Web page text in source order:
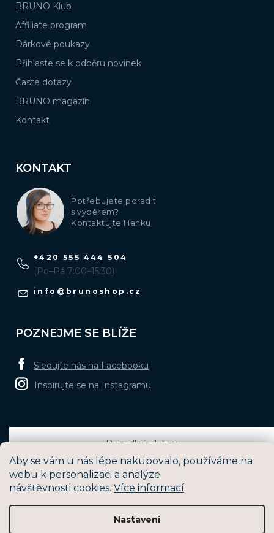
Aby se vám u nás lépe nakupovalo, používáme na
webu k personalizaci a analýze
návštěvnosti cookies. Více informací
Nastavení
BRUNO Klub
Affiliate program
Dárkové poukazy
Přihlaste se k odběru novinek
Časté dotazy
BRUNO magazín
Kontakt
KONTAKT
Potřebujete poradit
s výběrem?
Kontaktujte Hanku
info @ brunoshop.cz
+420 555 444 504
(Po–Pá 7:00–15:30)
POZNEJME SE BLÍŽE
Sledujte nás na Facebooku
Inspirujte se na Instagramu
Pohodlná platba: